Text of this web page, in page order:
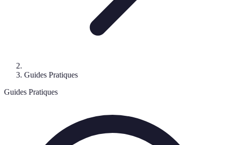
Guides Pratiques
Guides Pratiques